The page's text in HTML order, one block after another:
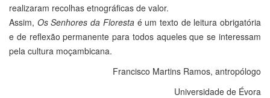
realizaram recolhas etnográficas de valor.
Assim, Os Senhores da Floresta é um texto de leitura obrigatória
e de reflexão permanente para todos aqueles que se interessam
pela cultura moçambicana.
Francisco Martins Ramos, antropólogo
Universidade de Évora